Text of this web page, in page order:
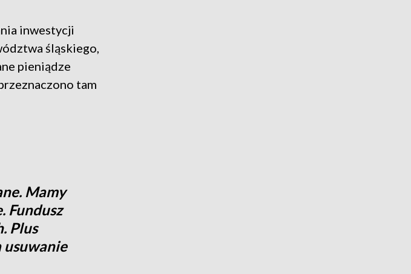
inwestycji
śląskiego,
pieniądze
tam
Mamy
Fundusz
Plus
usuwanie